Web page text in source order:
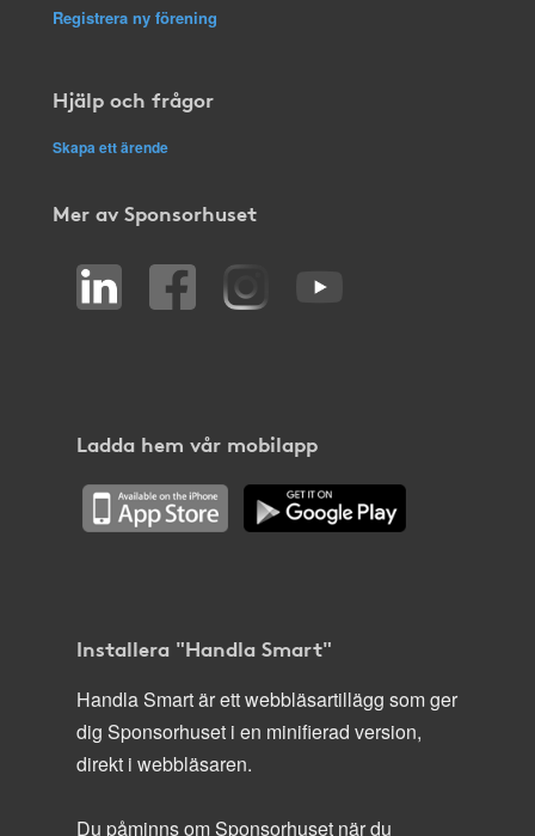
Registrera ny förening
Hjälp och frågor
Skapa ett ärende
Mer av Sponsorhuset
Ladda hem vår mobilapp
Installera "Handla Smart"
Handla Smart är ett webbläsartillägg som ger
dig Sponsorhuset i en minifierad version,
direkt i webbläsaren.
Du påminns om Sponsorhuset när du